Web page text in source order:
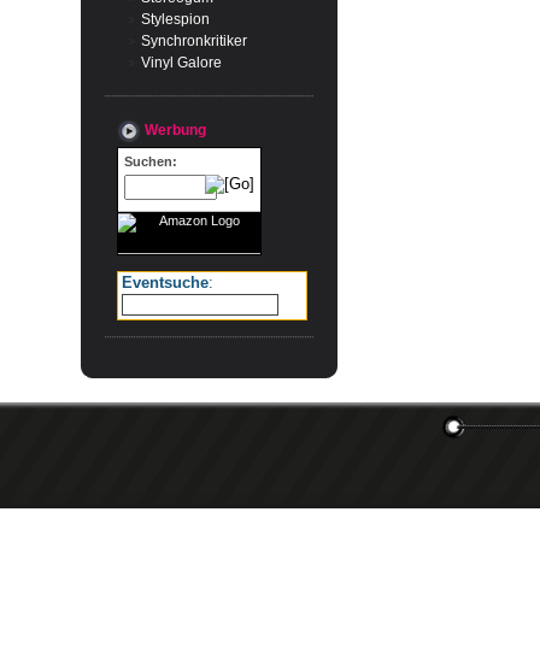
Stylespion
Synchronkritiker
Vinyl Galore
Werbung
Suchen:
Eventsuche: